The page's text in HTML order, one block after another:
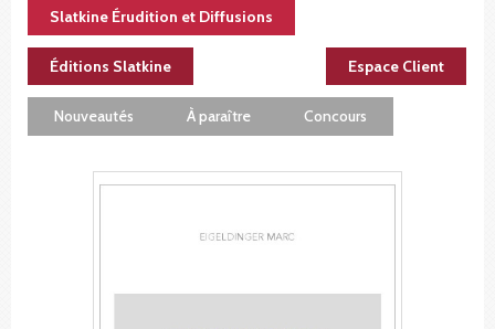
Slatkine Érudition et Diffusions
Éditions Slatkine Espace Client
Nouveautés À paraître Concours